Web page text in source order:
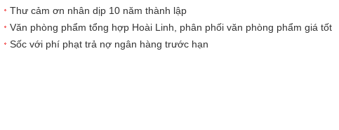
Thư cảm ơn nhân dịp 10 năm thành lập
Văn phòng phẩm tổng hợp Hoài Linh, phân phối văn phòng phẩm giá tốt
Sốc với phí phạt trả nợ ngân hàng trước hạn